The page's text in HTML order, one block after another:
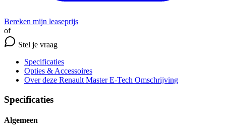
Bereken mijn leaseprijs
of
Stel je vraag
Specificaties
Opties & Accessoires
Over deze Renault Master E-Tech Omschrijving
Specificaties
Algemeen